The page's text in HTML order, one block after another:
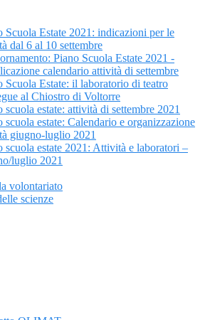
Scuola Estate 2021: indicazioni per le
dal 6 al 10 settembre
Piano Scuola Estate 2021 -
calendario attività di settembre
Scuola Estate: il laboratorio di teatro
al Chiostro di Voltorre
scuola estate: attività di settembre 2021
scuola estate: Calendario e organizzazione
giugno-luglio 2021
scuola estate 2021: Attività e laboratori –
luglio 2021
volontariato
scienze